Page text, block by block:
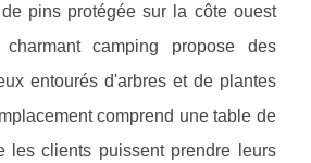
pins protégée sur la côte ouest
camping propose des
entourés d'arbres et de plantes
comprend une table de
les clients puissent prendre leurs